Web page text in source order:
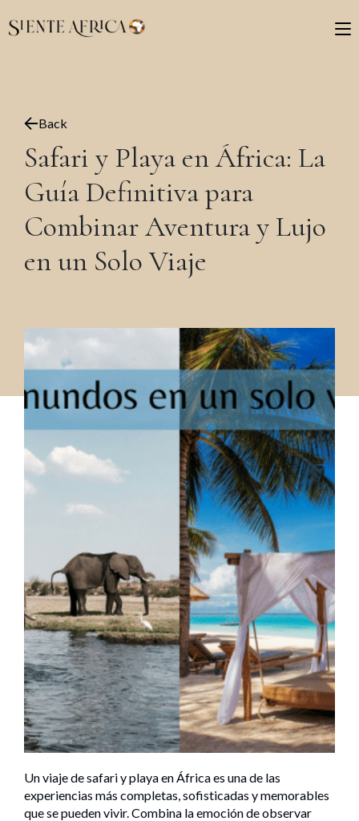
Back
Safari y Playa en África: La
Guía Definitiva para
Combinar Aventura y Lujo
en un Solo Viaje
Un viaje de safari y playa en África es una de las
experiencias más completas, sofisticadas y memorables
que se pueden vivir. Combina la emoción de observar